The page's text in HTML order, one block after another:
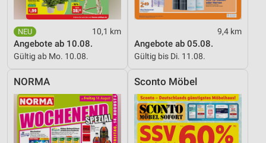
10,1 km
Angebote ab 10.08.
Gültig ab Mo. 10.08.
9,4 km
Angebote ab 05.08.
Gültig bis Di. 11.08.
NORMA Sconto Möbel